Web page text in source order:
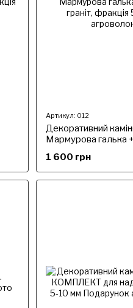
Артикул: 012
Декоративний
Мармурова галька
агроволокно
1 600 грн